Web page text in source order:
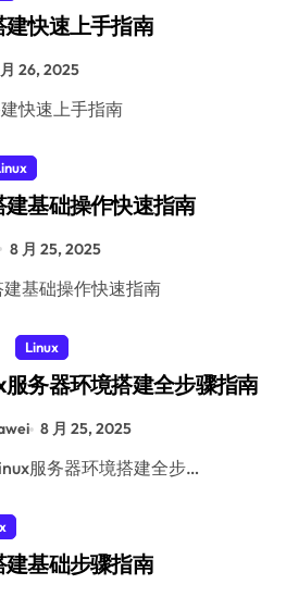
快速上手指南
26, 2025
快速上手指南
基础操作快速指南
8 月 25, 2025
建基础操作快速指南
Linux
务器环境搭建全步骤指南
8 月 25, 2025
服务器环境搭建全步…
基础步骤指南